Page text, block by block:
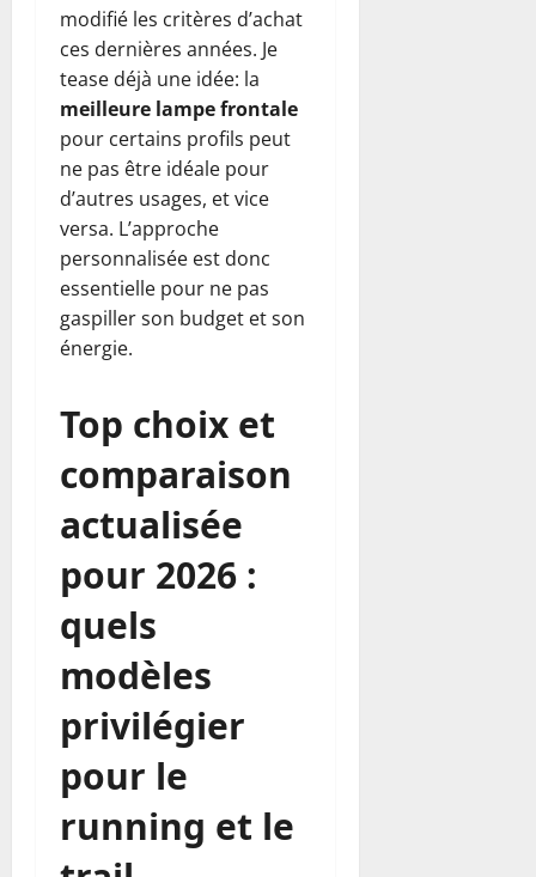
modifié les critères d’achat
ces dernières années. Je
tease déjà une idée: la
meilleure lampe frontale
pour certains profils peut
ne pas être idéale pour
d’autres usages, et vice
versa. L’approche
personnalisée est donc
essentielle pour ne pas
gaspiller son budget et son
énergie.
Top choix et
comparaison
actualisée
pour 2026 :
quels
modèles
privilégier
pour le
running et le